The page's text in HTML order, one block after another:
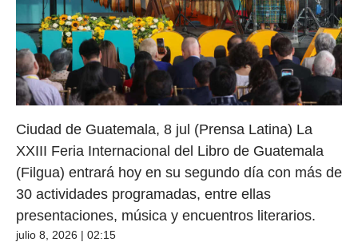
Ciudad de Guatemala, 8 jul (Prensa Latina) La
XXIII Feria Internacional del Libro de Guatemala
(Filgua) entrará hoy en su segundo día con más de
30 actividades programadas, entre ellas
presentaciones, música y encuentros literarios.
julio 8, 2026 | 02:15